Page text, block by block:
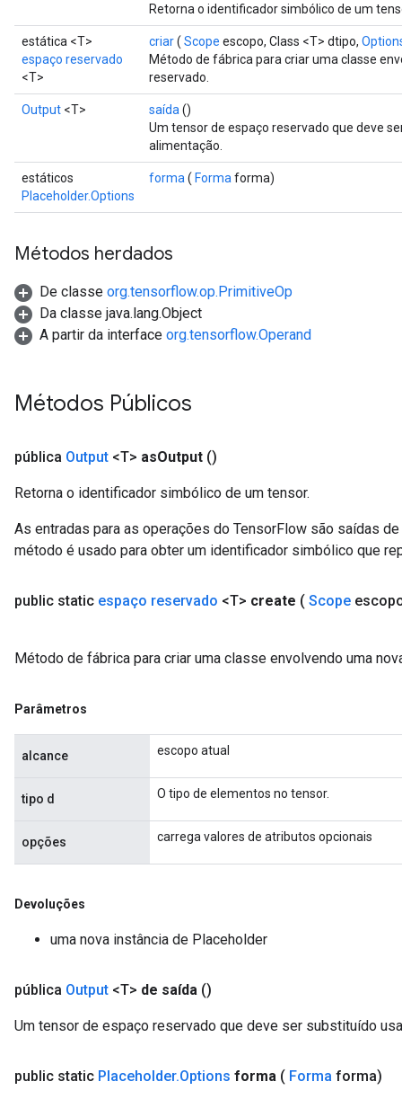
Retorna o identificador simbólico de um
estática <T>
espaço reservado
<T>
criar( Scope escopo, Class <T> dtipo,
Método de fábrica para criar uma classe
reservado.
Output <T> saída ()
Um tensor de espaço reservado que deve
alimentação.
estáticos
Placeholder.Options
forma ( Forma forma)
Métodos herdados
De classe org.tensorflow.op.PrimitiveOp
Da classe java.lang.Object
A partir da interface org.tensorflow.Operand
Métodos Públicos
pública Output <T> asOutput ()
Retorna o identificador simbólico de um tensor.
As entradas para as operações do TensorFlow são saídas
método é usado para obter um identificador simbólico que
public static espaço reservado <T> create ( Scope
Método de fábrica para criar uma classe envolvendo uma
Parâmetros
alcance escopo atual
tipo d O tipo de elementos no tensor.
opções carrega valores de atributos opcionais
Devoluções
uma nova instância de Placeholder
pública Output <T> de saída ()
Um tensor de espaço reservado que deve ser substituído
public static Placeholder.Options forma ( Forma forma)